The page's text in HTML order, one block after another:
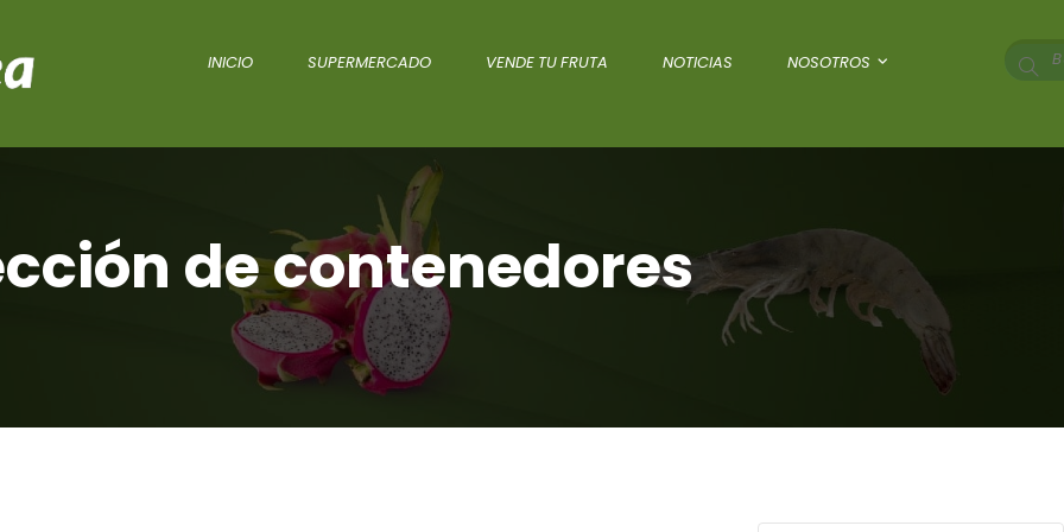
INICIO SUPERMERCADO VENDE TU FRUTA NOTICIAS NOSOTROS
de contenedores